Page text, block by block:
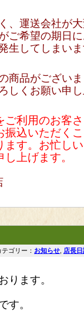
、運送会社が
ご希望の期日
生してしまい
商品がござい
しくお願い申
ご利用のお客
振込いただく
す。 お忙し
上げます。
テゴリー： お知らせ 店長日
ります。
す。